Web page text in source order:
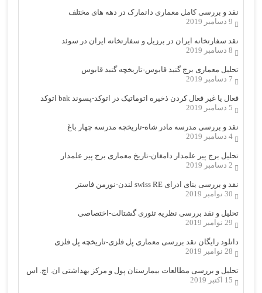
نقد و بررسی کامل معماری دانمارک در دهه های مختلف
9 دسامبر 2019
نقد سفارتخانه ایران در برزیل و سفارتخانه ایران در سوئد
8 دسامبر 2019
تحلیل معماری برج گنبد قابوس-تاریخچه گنبد قابوس
7 دسامبر 2019
فعال یا غیر فعال کردن ذخیره اتوماتیک در اتوکد-پسوند bak اتوکد
5 دسامبر 2019
نقد و بررسی مدرسه مادر شاه-تاریخچه مدرسه چهار باغ
4 دسامبر 2019
تحلیل برج پیر علمدار دامغان-تاریخ معماری برج پیر علمدار
2 دسامبر 2019
نقد و بررسی بنای ادرای swiss RE لندن-نورمن فاستر
30 نوامبر 2019
تحلیل و نقد بررسی نظریه تئوری گشتالت-اختصاصی
29 نوامبر 2019
دانلود رایگان نقد بررسی معماری پل فلزی-تاریخچه پل فلزی
28 نوامبر 2019
تحلیل و بررسی مطالعات بیمارستان پول و مرکز بهداشتی ان. اچ. اس
15 اکتبر 2019